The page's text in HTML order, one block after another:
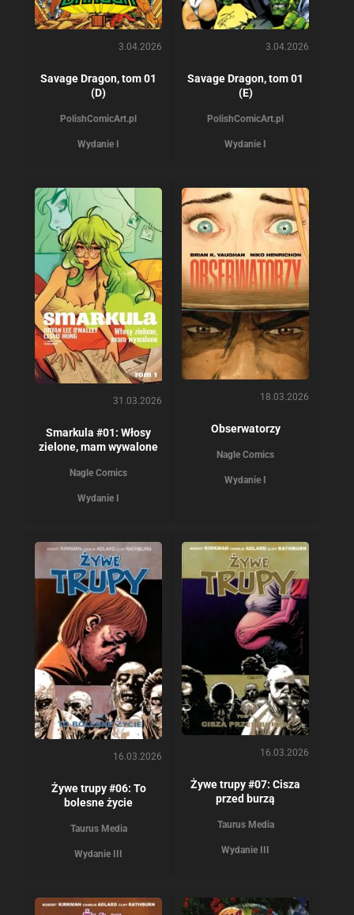
3.04.2026
Savage Dragon, tom 01
(D)
PolishComicArt.pl
Wydanie I
3.04.2026
Savage Dragon, tom 01
(E)
PolishComicArt.pl
Wydanie I
31.03.2026
Smarkula #01: Włosy
zielone, mam wywalone
Nagle Comics
Wydanie I
18.03.2026
Obserwatorzy
Nagle Comics
Wydanie I
16.03.2026
Żywe trupy #06: To
bolesne życie
Taurus Media
Wydanie III
16.03.2026
Żywe trupy #07: Cisza
przed burzą
Taurus Media
Wydanie III